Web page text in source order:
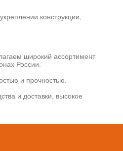
конструкции,
широкий ассортимент
России.
и прочностью.
и доставки, высокое